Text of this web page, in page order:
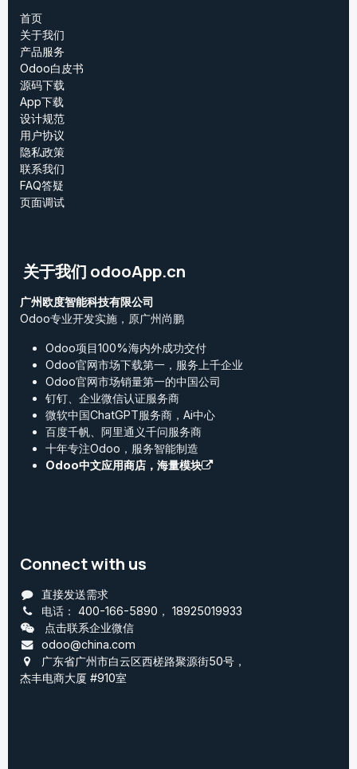
首页
关于我们
产品服务
Odoo白皮书
源码下载
App下载
设计规范
用户协议
‎隐私政策‎
联系我们
FAQ答疑
页面调试
关于我们 odooApp.cn
广州欧度智能科技有限公司
Odoo专业开发实施，原广州尚鹏
Odoo项目100%海内外成功交付
Odoo官网市场下载第一，服务上千企业
Odoo官网市场销量第一的中国公司
钉钉、企业微信认证服务商
微软中国ChatGPT服务商，Ai中心
百度千帆、阿里通义千问服务商
十年专注Odoo，服务智能制造
Odoo中文应用商店，海量模块
Connect with us
直接发送需求
电话： 400-166-5890 ， 18925019933
点击联系企业微信
odoo@china.com
广东省广州市白云区西槎路聚源街50号，
杰丰电商大厦 #910室